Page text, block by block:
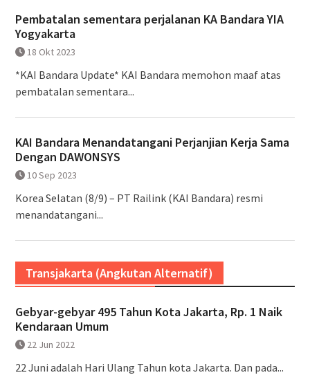
Pembatalan sementara perjalanan KA Bandara YIA
Yogyakarta
18 Okt 2023
*KAI Bandara Update* KAI Bandara memohon maaf atas
pembatalan sementara...
KAI Bandara Menandatangani Perjanjian Kerja Sama
Dengan DAWONSYS
10 Sep 2023
Korea Selatan (8/9) – PT Railink (KAI Bandara) resmi
menandatangani...
Transjakarta (Angkutan Alternatif)
Gebyar-gebyar 495 Tahun Kota Jakarta, Rp. 1 Naik
Kendaraan Umum
22 Jun 2022
22 Juni adalah Hari Ulang Tahun kota Jakarta. Dan pada...